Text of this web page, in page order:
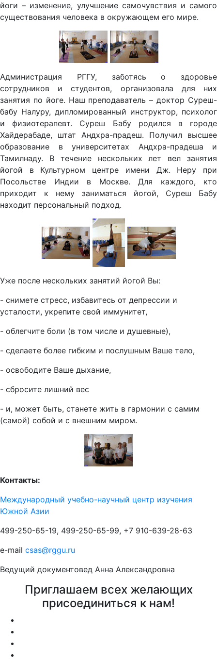
йоги – изменение, улучшение самочувствия и самого
существования человека в окружающем его мире.
Администрация РГГУ, заботясь о здоровье
сотрудников и студентов, организовала для них
занятия по йоге. Наш преподаватель – доктор Суреш-
бабу Налуру, дипломированный инструктор, психолог
и физиотерапевт. Суреш Бабу родился в городе
Хайдерабаде, штат Андхра-прадеш. Получил высшее
образование в университетах Андхра-прадеша и
Тамилнаду. В течение нескольких лет вел занятия
йогой в Культурном центре имени Дж. Неру при
Посольстве Индии в Москве. Для каждого, кто
приходит к нему заниматься йогой, Суреш Бабу
находит персональный подход.
Уже после нескольких занятий йогой Вы:
- снимете стресс, избавитесь от депрессии и
усталости, укрепите свой иммунитет,
- облегчите боли (в том числе и душевные),
- сделаете более гибким и послушным Ваше тело,
- освободите Ваше дыхание,
- сбросите лишний вес
- и, может быть, станете жить в гармонии с самим
(самой) собой и с внешним миром.
Контакты:
Международный учебно-научный центр изучения
Южной Азии
499-250-65-19, 499-250-65-99, +7 910-639-28-63
e-mail csas@rggu.ru
Ведущий документовед Анна Александровна
Приглашаем всех желающих
присоединиться к нам!